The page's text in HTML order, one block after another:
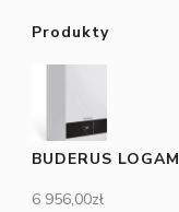
Produkty
BUDERUS
6 956,00zł